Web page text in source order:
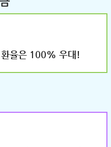
환율은 100% 우대!